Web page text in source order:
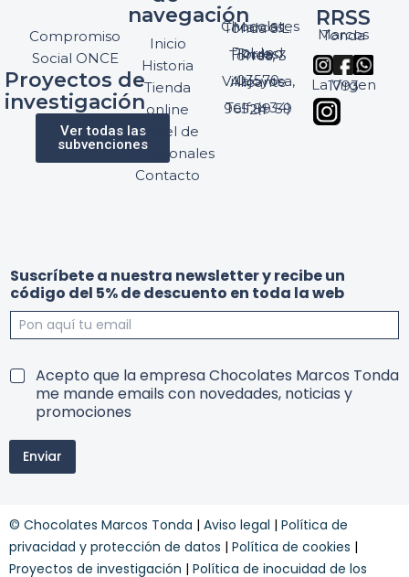
Compromiso
Social ONCE
Proyectos de
investigación
Ver todas las
subvenciones
navegación
Inicio
Historia
Tienda
online
Panel de
profesionales
Contacto
Chocolates Marcos Tonda S.L.
Pol. Ind. Torres, Ptda. Torres, 3
03570 Villajoyosa, Alicante
Telf: (+34) 965 89 59 24
RRSS
Marcos Tonda
La Virgen 1793
n
c
o
i
c
n
s
ó
d
i
g
r
e
b
y
Suscríbete a nuestra newsletter y recibe un
código del 5% de descuento en toda la web
T
i
o
c
o
n
Acepto que la empresa Chocolates Marcos Tonda
me mande emails con novedades, noticias y
promociones
Enviar
© Chocolates Marcos Tonda | Aviso legal | Política de
privacidad y protección de datos | Política de cookies |
Proyectos de investigación | Política de inocuidad de los